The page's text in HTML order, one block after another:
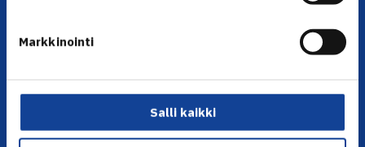
Markkinointi
Salli kaikki